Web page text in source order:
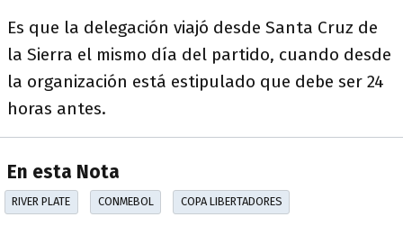
Es que la delegación viajó desde Santa Cruz de
la Sierra el mismo día del partido, cuando desde
la organización está estipulado que debe ser 24
horas antes.
En esta Nota
RIVER PLATE CONMEBOL COPA LIBERTADORES